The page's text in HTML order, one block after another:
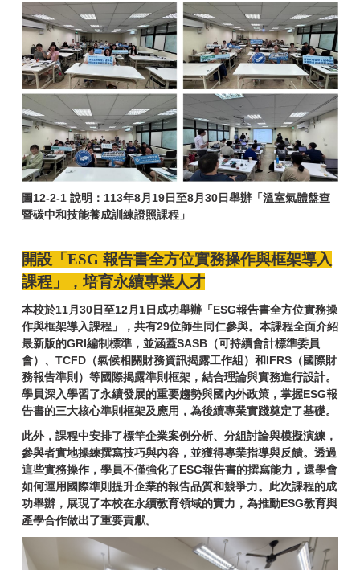
圖12-2-1 說明：113年8月19日至8月30日舉辦「溫室氣體盤查
暨碳中和技能養成訓練證照課程」
開設「ESG 報告書全方位實務操作與框架導入
課程」，培育永續專業人才
本校於11月30日至12月1日成功舉辦「ESG報告書全方位實務操
作與框架導入課程」，共有29位師生同仁參與。本課程全面介紹
最新版的GRI編制標準，並涵蓋SASB（可持續會計標準委員
會）、TCFD（氣候相關財務資訊揭露工作組）和IFRS（國際財
務報告準則）等國際揭露準則框架，結合理論與實務進行設計。
學員深入學習了永續發展的重要趨勢與國內外政策，掌握ESG報
告書的三大核心準則框架及應用，為後續專業實踐奠定了基礎。
此外，課程中安排了標竿企業案例分析、分組討論與模擬演練，
參與者實地操練撰寫技巧與內容，並獲得專業指導與反饋。透過
這些實務操作，學員不僅強化了ESG報告書的撰寫能力，還學會
如何運用國際準則提升企業的報告品質和競爭力。此次課程的成
功舉辦，展現了本校在永續教育領域的實力，為推動ESG教育與
產學合作做出了重要貢獻。